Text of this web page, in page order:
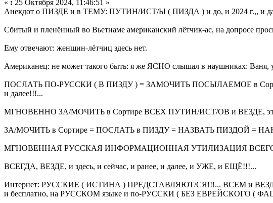
« : 25 Октября 2024, 11:46:51 »
Анекдот о ПИЗДЕ и в ТЕМУ: ПУТИН/ИСТ/Ы ( ПИЗДА ) и до, и 2024 г.,, и
Сбитый и пленённый во Вьетнаме американский лётчик-ас, на допросе
Ему отвечают: женщин-лётчиц здесь нет.
Американец: не может такого быть: я же ЯСНО слышал в наушниках:
ПОСЛАТЬ ПО-РУССКИ ( В ПИЗДУ ) = ЗАМОЧИТЬ ПОСЫЛАЕМОЕ в Сортире
и далее!!!...
МГНОВЕННО ЗА/МОЧИТЬ в Сортире ВСЕХ ПУТИН/ИСТ/ОВ и ВЕЗДЕ, это
ЗА/МОЧИТЬ в Сортире = ПОСЛАТЬ в ПИЗДУ = НАЗВАТЬ ПИЗДОЙ
МГНОВЕННАЯ РУССКАЯ ИНФОРМАЦИОННАЯ УТИЛИЗАЦИЯ
ВСЕГДА, ВЕЗДЕ, и здесь, и сейчас, и ранее, и далее, и УЖЕ, и ЕЩЁ!!!...
Интернет: РУССКИЕ ( ИСТИНА ) ПРЕДСТАВЛЯЮТ/СЯ!!!... ВСЕМ и ВЕЗДЕ,
и бесплатно, на РУССКОМ языке и по-РУССКИ ( БЕЗ